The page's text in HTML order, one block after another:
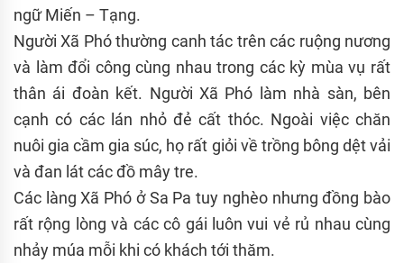
ngữ Miến – Tạng.
Người Xã Phó thường canh tác trên các ruộng nương
và làm đổi công cùng nhau trong các kỳ mùa vụ rất
thân ái đoàn kết. Người Xã Phó làm nhà sàn, bên
cạnh có các lán nhỏ đẻ cất thóc. Ngoài việc chăn
nuôi gia cầm gia súc, họ rất giỏi về trồng bông dệt vải
và đan lát các đồ mây tre.
Các làng Xã Phó ở Sa Pa tuy nghèo nhưng đồng bào
rất rộng lòng và các cô gái luôn vui vẻ rủ nhau cùng
nhảy múa mỗi khi có khách tới thăm.